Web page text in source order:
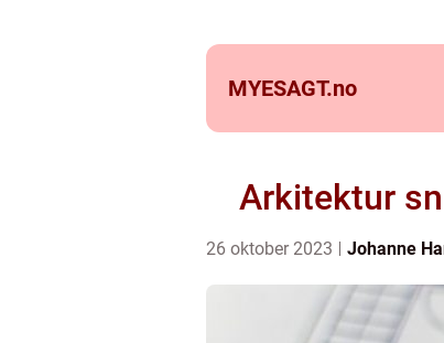
MYESAGT.no
Arkitektur
26 oktober 2023 Johanne